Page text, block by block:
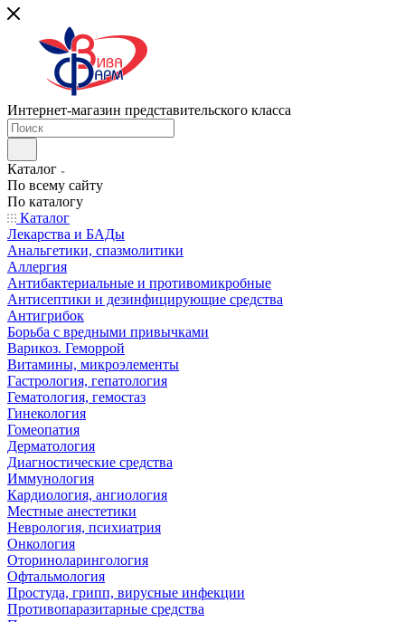
Интернет-магазин представительского класса
Каталог
По всему сайту
По каталогу
Каталог
Лекарства и БАДы
Анальгетики, спазмолитики
Аллергия
Антибактериальные и противомикробные
Антисептики и дезинфицирующие средства
Антигрибок
Борьба с вредными привычками
Варикоз. Геморрой
Витамины, микроэлементы
Гастрология, гепатология
Гематология, гемостаз
Гинекология
Гомеопатия
Дерматология
Диагностические средства
Иммунология
Кардиология, ангиология
Местные анестетики
Неврология, психиатрия
Онкология
Оториноларингология
Офтальмология
Простуда, грипп, вирусные инфекции
Противопаразитарные средства